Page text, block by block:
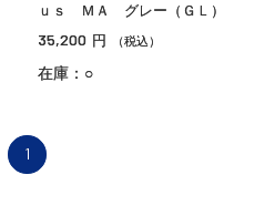
ｕｓ ＭＡ グレー（ＧＬ）
35,200 円 （税込）
在庫：○
1